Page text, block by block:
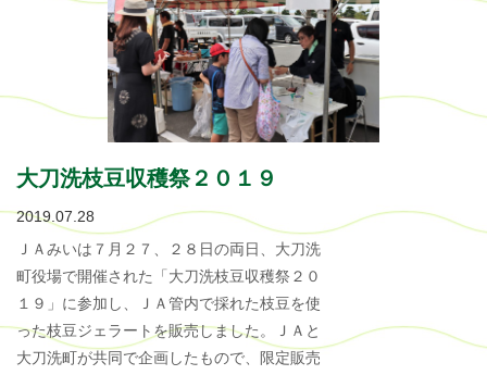
大刀洗枝豆収穫祭２０１９
2019.07.28
ＪＡみいは７月２７、２８日の両日、大刀洗
町役場で開催された「大刀洗枝豆収穫祭２０
１９」に参加し、ＪＡ管内で採れた枝豆を使
った枝豆ジェラートを販売しました。ＪＡと
大刀洗町が共同で企画したもので、限定販売